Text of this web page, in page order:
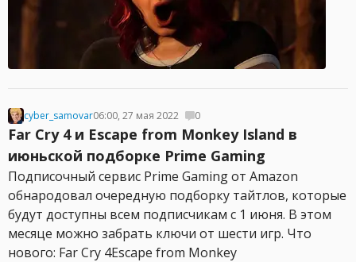
cyber_samovar06:00, 27 мая 2022 0
Far Cry 4 и Escape from Monkey Island в
июньской подборке Prime Gaming
Подписочный сервис Prime Gaming от Amazon
обнародовал очередную подборку тайтлов, которые
будут доступны всем подписчикам с 1 июня. В этом
месяце можно забрать ключи от шести игр. Что
нового: Far Cry 4Escape from Monkey